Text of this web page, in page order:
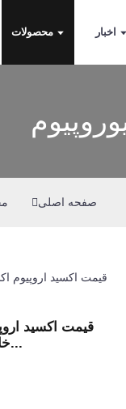
محصولات اخبار
صفحه اصلی
قیمت اکسید
خاکی کمیاب...